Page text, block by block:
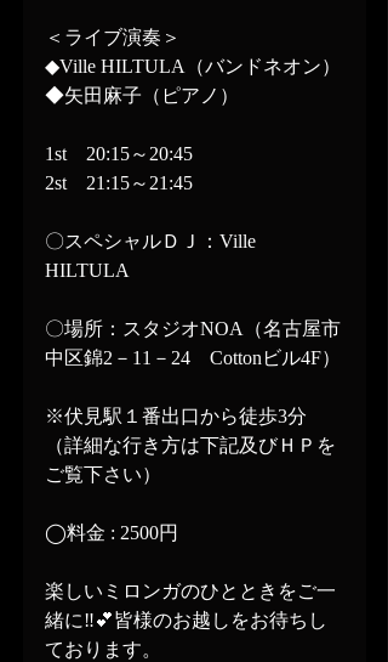
＜ライブ演奏＞
◆Ville HILTULA（バンドネオン）
◆矢田麻子（ピアノ）
1st　20:15～20:45
2st　21:15～21:45
〇スペシャルＤＪ：Ville
HILTULA
〇場所：スタジオNOA（名古屋市
中区錦2－11－24　Cottonビル4F）
※伏見駅１番出口から徒歩3分
（詳細な行き方は下記及びＨＰを
ご覧下さい）
◯料金 : 2500円
楽しいミロンガのひとときをご一
緒に‼️💕皆様のお越しをお待ちし
ております。